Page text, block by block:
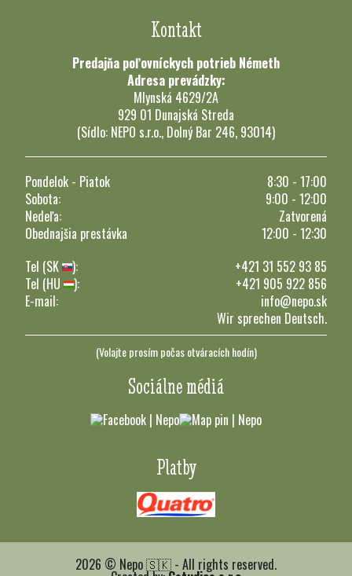
Kontakt
Predajňa poľovníckych potrieb Németh
Adresa prevádzky:
Mlynská 4629/2A
929 01 Dunajská Streda
(Sídlo: NEPO s.r.o., Dolný Bar 246, 93014)
Pondelok - Piatok
8:30 - 17:00
Sobota:
9:00 - 12:00
Nedeľa:
Zatvorená
Obednajšia prestávka
12:00 - 12:30
Tel (SK
):
+421 31 552 93 85
Tel (HU
):
+421 905 922 856
E-mail:
info@nepo.sk
Wir sprechen Deutsch.
(Volajte prosím počas otváracích hodín)
Sociálne médiá
Platby
2026 © Nepo 🇸🇰 - All rights reserved.